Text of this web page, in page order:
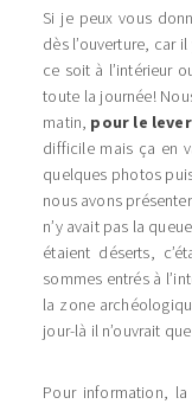
Si je peux vous
dès l’ouverture, car
ce soit à l’intérieur
toute la journée!
matin, pour le
difficile mais ça en
quelques photos
nous avons
n’y avait pas la
étaient déserts,
sommes entrés à
la zone
jour-là il n’ouvrait
Pour information,